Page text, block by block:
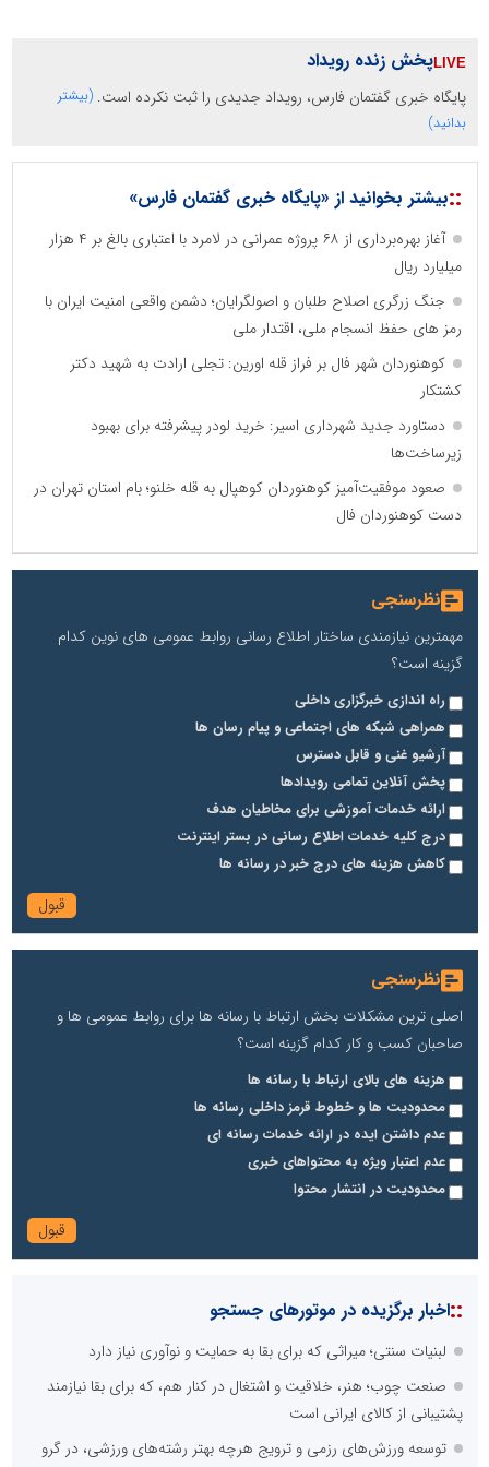
پخش زنده رویداد
پایگاه خبری گفتمان فارس، رویداد جدیدی را ثبت نکرده است. (بیشتر
بدانید)
::بیشتر بخوانید از «پایگاه خبری گفتمان فارس»
آغاز بهره‌برداری از ۶۸ پروژه عمرانی در لامرد با اعتباری بالغ بر ۴ هزار
میلیارد ریال
جنگ زرگری اصلاح طلبان و اصولگرایان؛ دشمن واقعی امنیت ایران با
رمز های حفظ انسجام ملی، اقتدار ملی
کوهنوردان شهر فال بر فراز قله اورین: تجلی ارادت به شهید دکتر
کشتکار
دستاورد جدید شهرداری اسیر: خرید لودر پیشرفته برای بهبود
زیرساخت‌ها
صعود موفقیت‌آمیز کوهنوردان کوهپال به قله خلنو؛ بام استان تهران در
دست کوهنوردان فال
نظرسنجی
مهمترین نیازمندی ساختار اطلاع رسانی روابط عمومی های نوین کدام
گزینه است؟
راه اندازی خبرگزاری داخلی
همراهی شبکه های اجتماعی و پیام رسان ها
آرشیو غنی و قابل دسترس
پخش آنلاین تمامی رویدادها
ارائه خدمات آموزشی برای مخاطیان هدف
درج کلیه خدمات اطلاع رسانی در بستر اینترنت
کاهش هزینه های درج خبر در رسانه ها
نظرسنجی
اصلی ترین مشکلات بخش ارتباط با رسانه ها برای روابط عمومی ها و
صاحبان کسب و کار کدام گزینه است؟
هزینه های بالای ارتباط با رسانه ها
محدودیت ها و خطوط قرمز داخلی رسانه ها
عدم داشتن ایده در ارائه خدمات رسانه ای
عدم اعتبار ویژه به محتواهای خبری
محدودیت در انتشار محتوا
::اخبار برگزیده در موتورهای جستجو
لبنیات سنتی؛ میراثی که برای بقا به حمایت و نوآوری نیاز دارد
صنعت چوب؛ هنر، خلاقیت و اشتغال در کنار هم، که برای بقا نیازمند
پشتیبانی از کالای ایرانی است
توسعه ورزش‌های رزمی و ترویج هرچه بهتر رشته‌های ورزشی، در گرو